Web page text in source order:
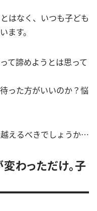
はなく、いつも子ども
ます。
て諦めようとは思って
った方がいいのか？悩
えるべきでしょうか…
わっただけ。子